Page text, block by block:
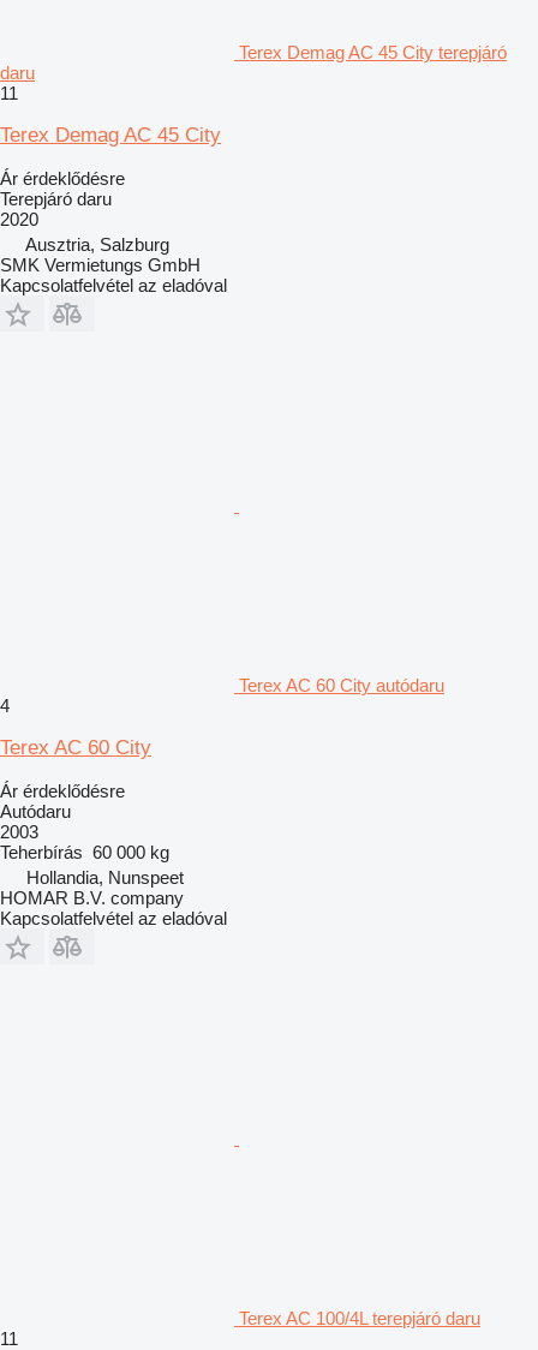
Terex Demag AC 45 City terepjáró
daru
11
Terex Demag AC 45 City
Ár érdeklődésre
Terepjáró daru
2020
Ausztria, Salzburg
SMK Vermietungs GmbH
Kapcsolatfelvétel az eladóval
Terex AC 60 City autódaru
4
Terex AC 60 City
Ár érdeklődésre
Autódaru
2003
Teherbírás 60 000 kg
Hollandia, Nunspeet
HOMAR B.V. company
Kapcsolatfelvétel az eladóval
Terex AC 100/4L terepjáró daru
11